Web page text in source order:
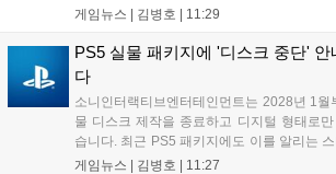
포함된다. 전국 매장 및 배달 앱으로 구매 가
세한 정보는 공식 홈페이지에서 확인 가능하
게임뉴스 | 김병호 11:29
PS5 실물 패키지에 '디스크 중단' 안
다
소니인터랙티브엔터테인먼트는 2028년 1월
물 디스크 제작을 종료하고 디지털 형태로
습니다. 최근 PS5 패키지에도 이를 알리는
작했으며, 기존 디스크는 계속 이용 가능합
게임뉴스 | 김병호 11:27